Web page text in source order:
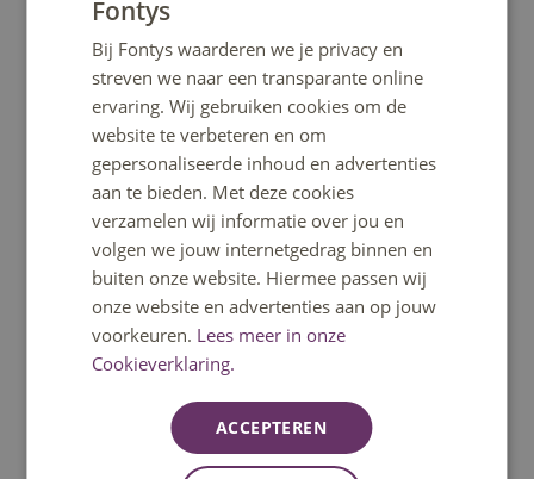
"Yonder," waar hij betrokken was bij de kopgroep
Interactieve Technologie binnen Mindlabs.
Erdinç werd geselecteerd voor het International Visitor
Leadership Program [IVLP], een prestigieus
programma van drie weken in zes steden (NYC,
Washington, Austin, San Francisco, Ohio), over
leiderschapsontwikkeling voor internationale high
potentials, georganiseerd door het Amerikaanse
ministerie van Buitenlandse Zaken.
Publicaties en Media
practorale rede van Erdinç
van het Practoraat
Interactieve Technologie is hier te bekijken.
Fontys
Bij Fontys waarderen we je privacy en
streven we naar een transparante online
ervaring. Wij gebruiken cookies om de
website te verbeteren en om
gepersonaliseerde inhoud en advertenties
aan te bieden. Met deze cookies
verzamelen wij informatie over jou en
volgen we jouw internetgedrag binnen en
buiten onze website. Hiermee passen wij
onze website en advertenties aan op jouw
voorkeuren. Lees meer in onze
Cookieverklaring.
ACCEPTEREN